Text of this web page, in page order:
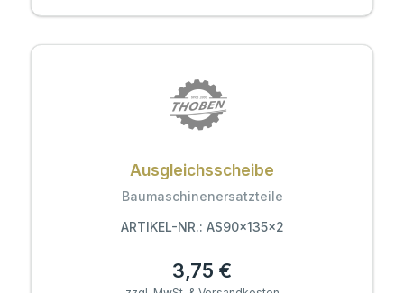
Ausgleichsscheibe
Baumaschinenersatzteile
ARTIKEL-NR.: AS90x135x2
3,75 €